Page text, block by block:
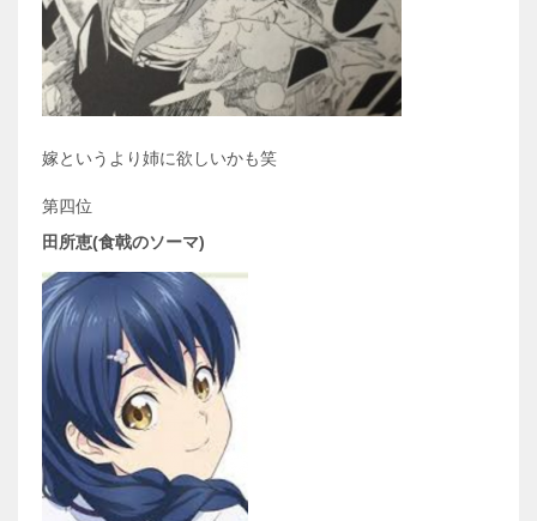
嫁というより姉に欲しいかも笑
第四位
田所恵(食戟のソーマ)